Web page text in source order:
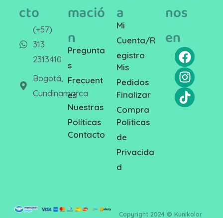
cto
(+57)
313
2313410
Bogotá,
Cundinamarca
mació
n
Pregunta
s
Frecuent
es
Nuestras
Políticas
Contacto
a
Mi
Cuenta/R
egistro
Mis
Pedidos
Finalizar
Compra
Politicas
de
Privacida
d
nos
en
Copyright 2024 © Kunikolor